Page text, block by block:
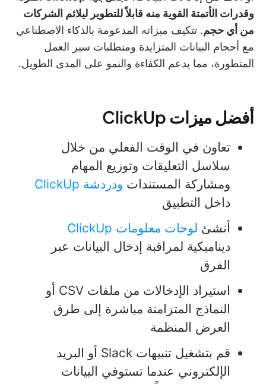
وقدرات الأتمتة القوية منه قابلاً للتطوير ليلائم الشركات
من أي حجم. تتكيف ميزاته المدعومة بالذكاء الاصطناعي
مع أحجام البيانات المتزايدة ومتطلبات سير العمل
المتطورة، مما يدعم الكفاءة والنمو على المدى الطويل.
أفضل ميزات ClickUp
تعاون في الوقت الفعلي من خلال
سلاسل التعليقات وتوزيع المهام
ومشاركة المستندات ودردشة ClickUp
داخل التطبيق
أنشئ لوحات معلومات ClickUp
ديناميكية لمراقبة إدخال البيانات عبر
الفرق
استيراد الإدخالات من ملفات CSV أو
النماذج المتزامنة مباشرة إلى طرق
العرض المنظمة
قم بتشغيل تنبيهات Slack أو البريد
الإلكتروني عندما تستوفي البيانات